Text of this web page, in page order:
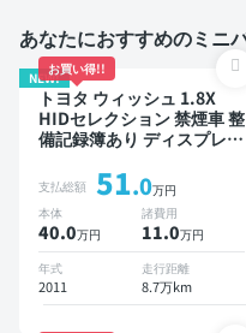
あなたにおすすめのミニ
NEW!
お買い得!!
トヨタ ウィッシュ 1.8X
HIDセレクション 禁煙車 整
備記録簿あり ディスプレイ
り 後席モニター スマート
キー ETC ドライブレコー
ダー
支払総額 51.0万円
本体
40.0万円
諸費用
11.0万円
年式
2011
走行距離
8.7万km